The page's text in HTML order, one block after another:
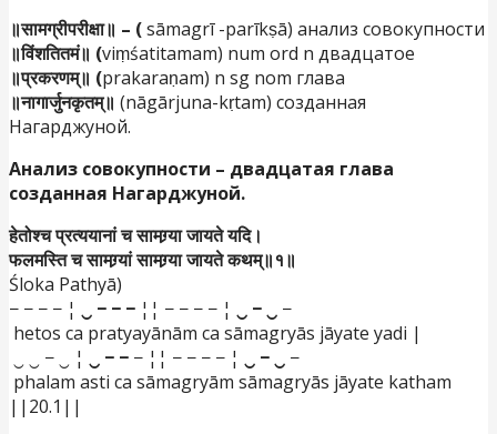
॥सामग्रीपरीक्षा॥ – (sāmagrī -parīkṣā) анализ совокупности
॥विंशतितमं॥ (viṃśatitamam) num ord n двадцатое
॥प्रकरणम्॥ (prakaraṇam) n sg nom глава
॥नागार्जुनकृतम्॥ (nāgārjuna-kṛtam) созданная
Нагарджуной.
Анализ совокупности – двадцатая глава
созданная Нагарджуной.
हेतोश्च प्रत्ययानां च सामग्र्या जायते यदि।
फलमस्ति च सामग्र्यां सामग्र्या जायते कथम्॥१॥
Śloka Pathyā)
− − − − ¦ ‿ − − − ¦¦ − − − − ¦ ‿ − ‿ −
hetos ca pratyayānām ca sāmagryās jāyate yadi |
‿ ‿ − ‿ ¦ ‿ − − − ¦¦ − − − − ¦ ‿ − ‿ −
phalam asti ca sāmagryām sāmagryās jāyate katham
||20.1||